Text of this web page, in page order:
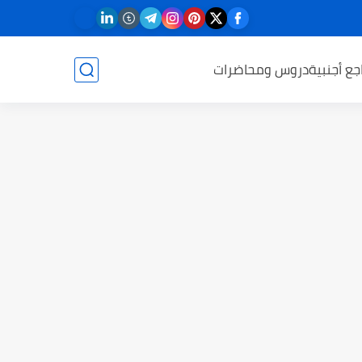
أجنبيةدروس ومحاضرات